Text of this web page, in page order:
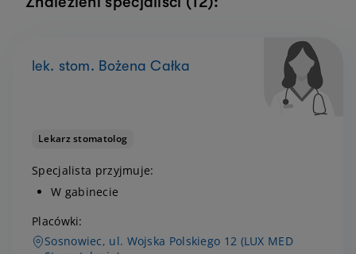
lek. stom. Bożena Całka
Lekarz stomatolog
Specjalista przyjmuje:
W gabinecie
Placówki:
Sosnowiec, ul. Wojska Polskiego 12 (LUX MED